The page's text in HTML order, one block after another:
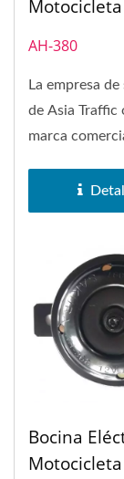
Motocicleta
AH-380
La empresa
de Asia Traffic
marca
bocina...
Bocina
Motocicleta